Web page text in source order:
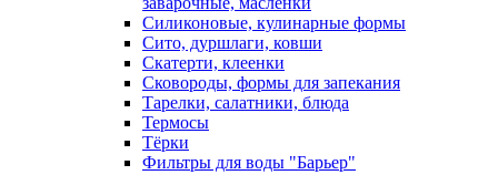
Силиконовые, кулинарные формы
Сито, дуршлаги, ковши
Скатерти, клеенки
Сковороды, формы для запекания
Тарелки, салатники, блюда
Термосы
Тёрки
Фильтры для воды "Барьер"